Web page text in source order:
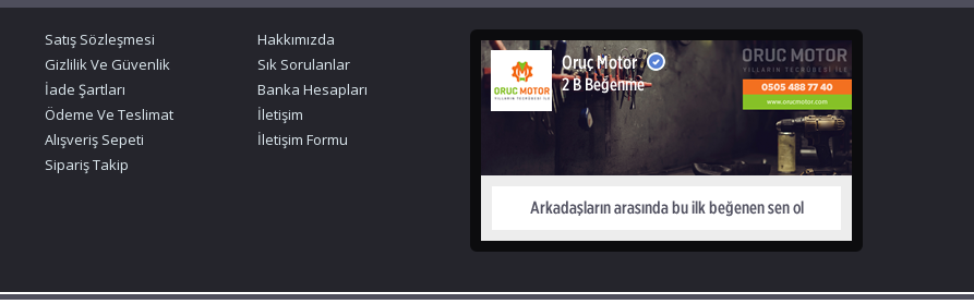
Satış Sözleşmesi
Gizlilik Ve Güvenlik
İade Şartları
Ödeme Ve Teslimat
Alışveriş Sepeti
Sipariş Takip
Hakkımızda
Sık Sorulanlar
Banka Hesapları
İletişim
İletişim Formu